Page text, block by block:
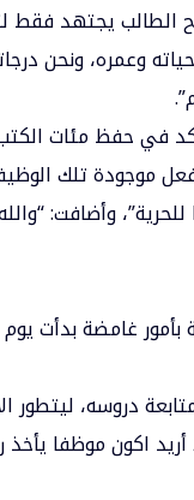
الطالب يجتهد
وعمره، ونحن
في حفظ مئات
موجودة تلك
للحرية”، وأضافت:
غامضة بدأت يوم
دروسه، ليتطور
اكون موظفا يأخذ